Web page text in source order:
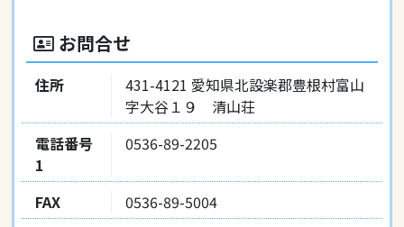
お問合せ
住所
431-4121 愛知県北設楽郡豊根村富山
字大谷１９ 清山荘
電話番号
1
0536-89-2205
FAX
0536-89-5004